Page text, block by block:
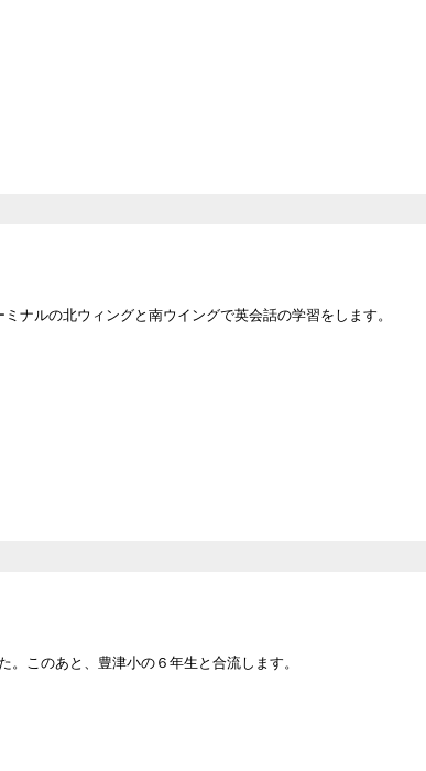
ナルの北ウィングと南ウイングで英会話の学習をします。
。このあと、豊津小の６年生と合流します。